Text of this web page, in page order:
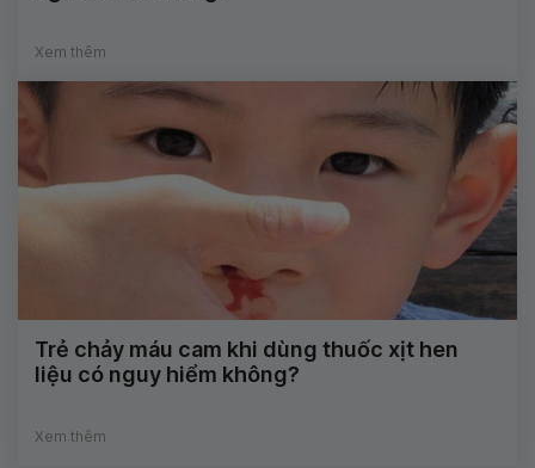
Xem thêm
Trẻ chảy máu cam khi dùng thuốc xịt hen
liệu có nguy hiểm không?
Xem thêm